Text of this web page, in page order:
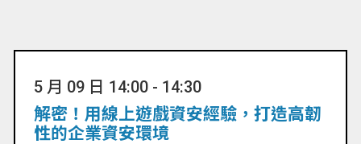
5 月 09 日 14:00 - 14:30
解密！用線上遊戲資安經驗，打造高韌
性的企業資安環境